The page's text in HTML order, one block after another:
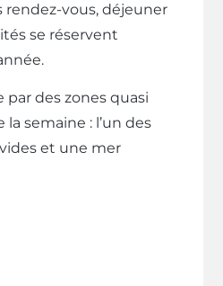
rendez-vous, déjeuner
se réservent
par des zones quasi
semaine : l’un des
et une mer